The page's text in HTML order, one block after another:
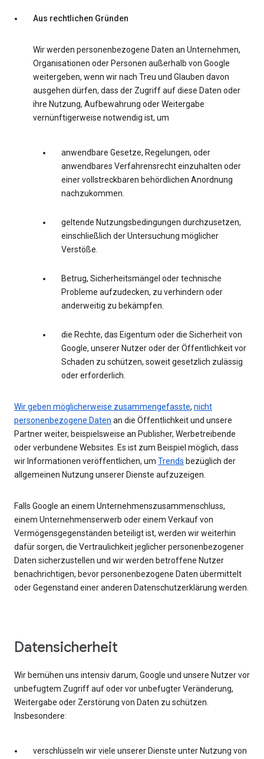
Aus rechtlichen Gründen
Wir werden personenbezogene Daten an Unternehmen,
Organisationen oder Personen außerhalb von Google
weitergeben, wenn wir nach Treu und Glauben davon
ausgehen dürfen, dass der Zugriff auf diese Daten oder
ihre Nutzung, Aufbewahrung oder Weitergabe
vernünftigerweise notwendig ist, um
anwendbare Gesetze, Regelungen, oder
anwendbares Verfahrensrecht einzuhalten oder
einer vollstreckbaren behördlichen Anordnung
nachzukommen.
geltende Nutzungsbedingungen durchzusetzen,
einschließlich der Untersuchung möglicher
Verstöße.
Betrug, Sicherheitsmängel oder technische
Probleme aufzudecken, zu verhindern oder
anderweitig zu bekämpfen.
die Rechte, das Eigentum oder die Sicherheit von
Google, unserer Nutzer oder der Öffentlichkeit vor
Schaden zu schützen, soweit gesetzlich zulässig
oder erforderlich.
Wir geben möglicherweise zusammengefasste, nicht
personenbezogene Daten an die Öffentlichkeit und unsere
Partner weiter, beispielsweise an Publisher, Werbetreibende
oder verbundene Websites. Es ist zum Beispiel möglich, dass
wir Informationen veröffentlichen, um Trends bezüglich der
allgemeinen Nutzung unserer Dienste aufzuzeigen.
Falls Google an einem Unternehmenszusammenschluss,
einem Unternehmenserwerb oder einem Verkauf von
Vermögensgegenständen beteiligt ist, werden wir weiterhin
dafür sorgen, die Vertraulichkeit jeglicher personenbezogener
Daten sicherzustellen und wir werden betroffene Nutzer
benachrichtigen, bevor personenbezogene Daten übermittelt
oder Gegenstand einer anderen Datenschutzerklärung werden.
Datensicherheit
Wir bemühen uns intensiv darum, Google und unsere Nutzer vor
unbefugtem Zugriff auf oder vor unbefugter Veränderung,
Weitergabe oder Zerstörung von Daten zu schützen.
Insbesondere:
verschlüsseln wir viele unserer Dienste unter Nutzung von